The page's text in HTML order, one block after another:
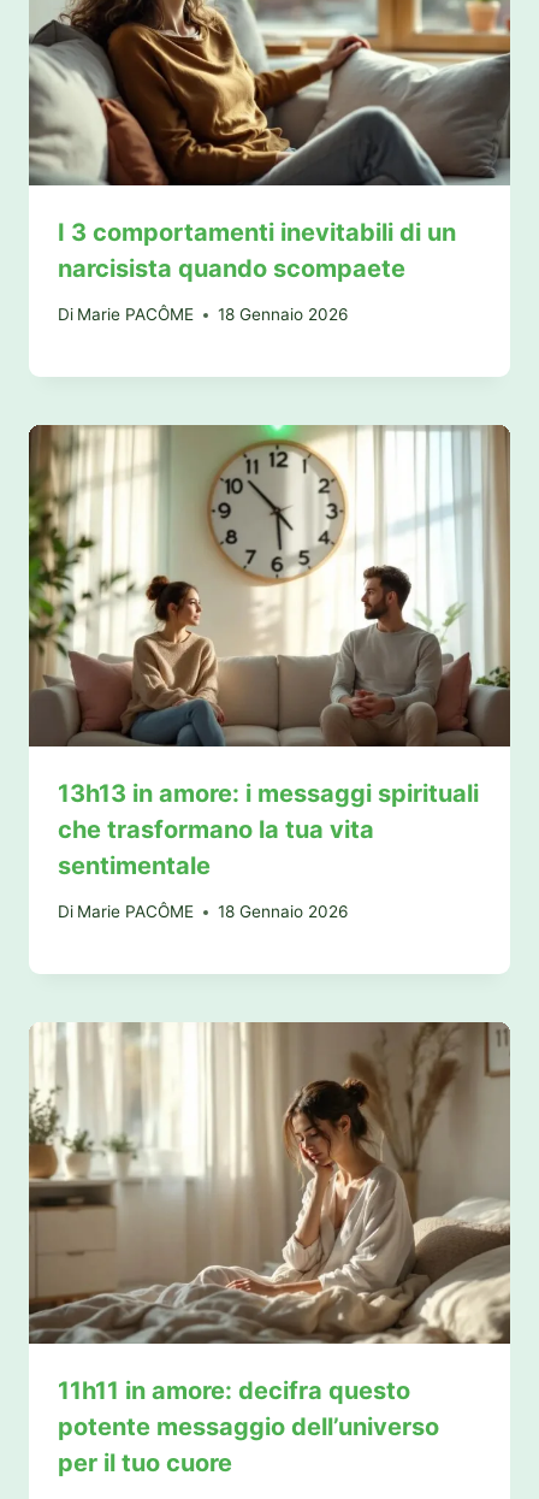
I 3 comportamenti inevitabili di un
narcisista quando scompaete
Di Marie PACÔME 18 Gennaio 2026
13h13 in amore: i messaggi spirituali
che trasformano la tua vita
sentimentale
Di Marie PACÔME 18 Gennaio 2026
11h11 in amore: decifra questo
potente messaggio dell’universo
per il tuo cuore